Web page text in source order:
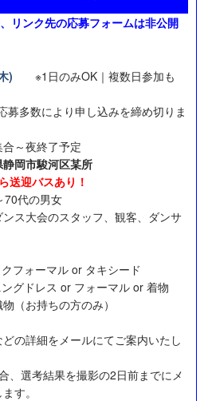
リンク先の応募フォームは非公開
) ※1日のみOK｜複数日参加も
募多数により申し込みを締め切りま
合～夜終了予定
岡市駿河区某所
送迎バスあり！
70代の男女
ス大会のスタッフ、観客、ダンサ
フォーマル or タキシード
グドレス or フォーマル or 着物
持ちの方のみ）
の詳細をメールにてご案内いたし
、選考結果を撮影の2日前までにメ
す。